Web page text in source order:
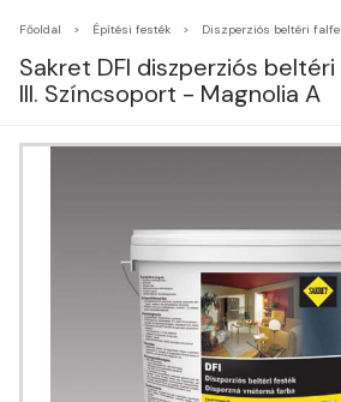
Főoldal Építési festék Diszperziós beltéri
Sakret DFI diszperziós
III. Színcsoport - Magnolia A